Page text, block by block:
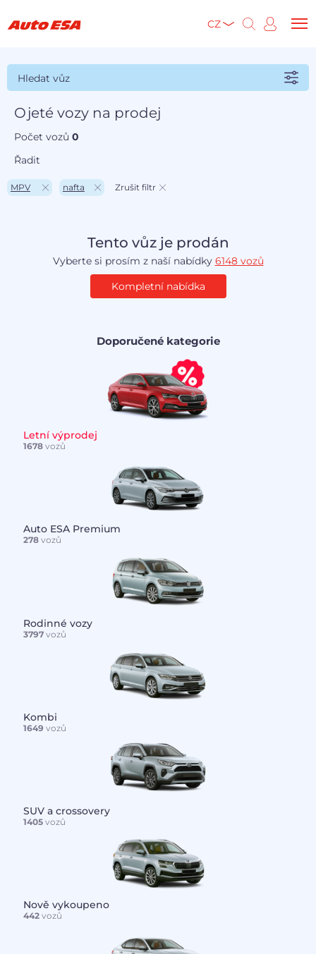
CZ
Hledat vůz
Ojeté vozy na prodej
Počet vozů0
Řadit
MPV nafta Zrušit filtr
Tento vůz je prodán
Vyberte si prosím z naší nabídky 6148 vozů
Kompletní nabídka
Doporučené kategorie
Letní výprodej
1678vozů
Auto ESA Premium
278vozů
Rodinné vozy
3797vozů
Kombi
1649 vozů
SUV a crossovery
1405vozů
Nově vykoupeno
442vozů